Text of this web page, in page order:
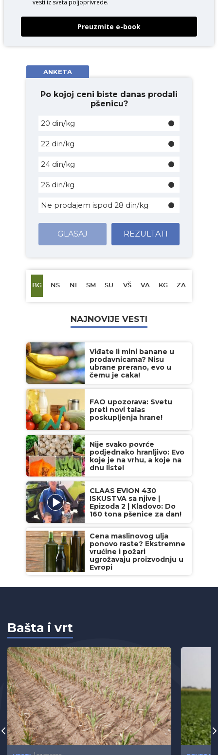
vesti iz sveta poljoprivrede.
Preuzmite e-book
ANKETA
Po kojoj ceni biste danas prodali
pšenicu?
20 din/kg
22 din/kg
24 din/kg
26 din/kg
Ne prodajem ispod 28 din/kg
GLASAJ REZULTATI
BG NS NI SM SU VŠ VA KG ZA
NAJNOVIJE VESTI
Viđate li mini banane u
prodavnicama? Nisu
ubrane prerano, evo u
čemu je caka!
FAO upozorava: Svetu
preti novi talas
poskupljenja hrane!
Nije svako povrće
podjednako hranljivo: Evo
koje je na vrhu, a koje na
dnu liste!
CLAAS EVION 430
ISKUSTVA sa njive |
Epizoda 2 | Kladovo: Do
160 tona pšenice za dan!
Cena maslinovog ulja
ponovo raste? Ekstremne
vrućine i požari
ugrožavaju proizvodnju u
Evropi
Bašta i vrt